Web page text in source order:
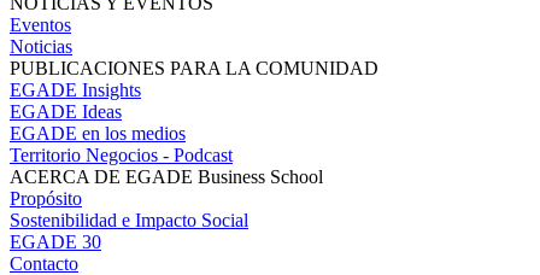
Eventos
Noticias
PUBLICACIONES PARA LA COMUNIDAD
EGADE Insights
EGADE Ideas
EGADE en los medios
Territorio Negocios - Podcast
ACERCA DE EGADE Business School
Propósito
Sostenibilidad e Impacto Social
EGADE 30
Contacto